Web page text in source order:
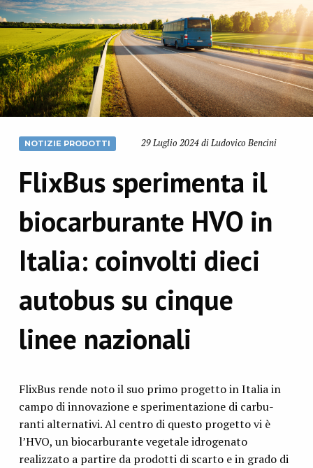
NOTIZIE PRODOTTI 29 Luglio 2024 di Ludovico Bencini
FlixBus sperimenta il
biocarburante HVO in
Italia: coinvolti dieci
autobus su cinque
linee nazionali
FlixBus rende noto il suo primo progetto in Italia in
campo di innovazione e sperimentazione di carbu-
ranti alternativi. Al centro di questo progetto vi è
l’HVO, un biocarburante vegetale idrogenato
realizzato a partire da prodotti di scarto e in grado di